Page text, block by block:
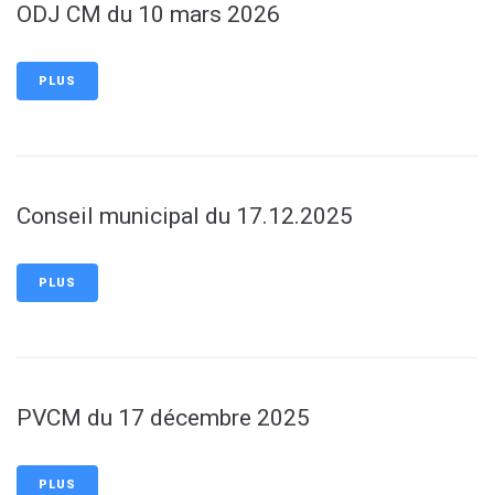
ODJ CM du 10 mars 2026
PLUS
Conseil municipal du 17.12.2025
PLUS
PVCM du 17 décembre 2025
PLUS